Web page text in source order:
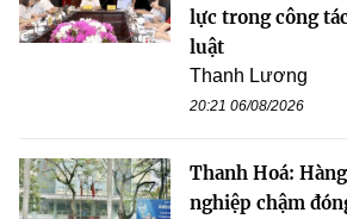
lực trong công
luật
Thanh Lương
20:21 06/08/2026
Thanh Hoá:
nghiệp chậm